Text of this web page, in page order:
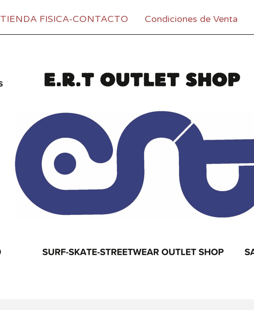
TIENDA FISICA-CONTACTO Condiciones de Venta